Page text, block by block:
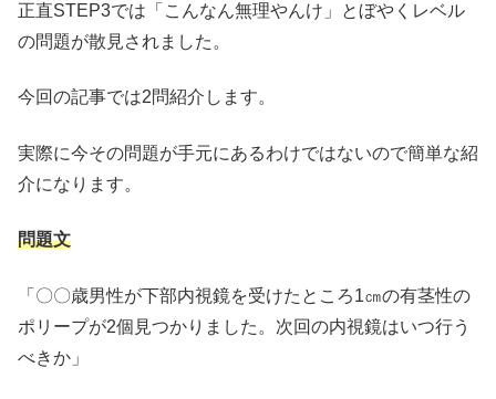
正直STEP3では「こんなん無理やんけ」とぼやくレベル
の問題が散見されました。
今回の記事では2問紹介します。
実際に今その問題が手元にあるわけではないので簡単な紹
介になります。
問題文
「〇〇歳男性が下部内視鏡を受けたところ1㎝の有茎性の
ポリープが2個見つかりました。次回の内視鏡はいつ行う
べきか」